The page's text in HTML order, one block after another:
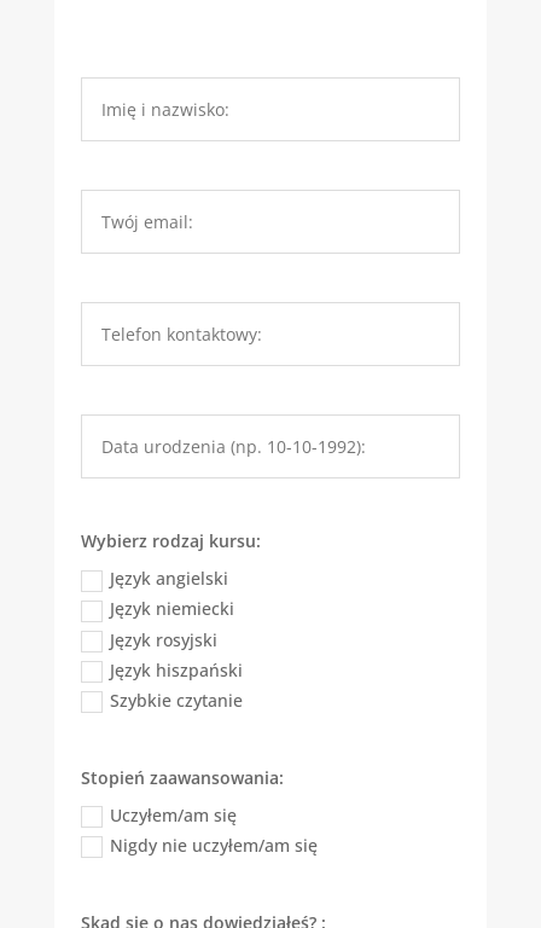
Wybierz rodzaj kursu:
Język angielski
Język niemiecki
Język rosyjski
Język hiszpański
Szybkie czytanie
Stopień zaawansowania:
Uczyłem/am się
Nigdy nie uczyłem/am się
Skąd się o nas dowiedziałeś? :